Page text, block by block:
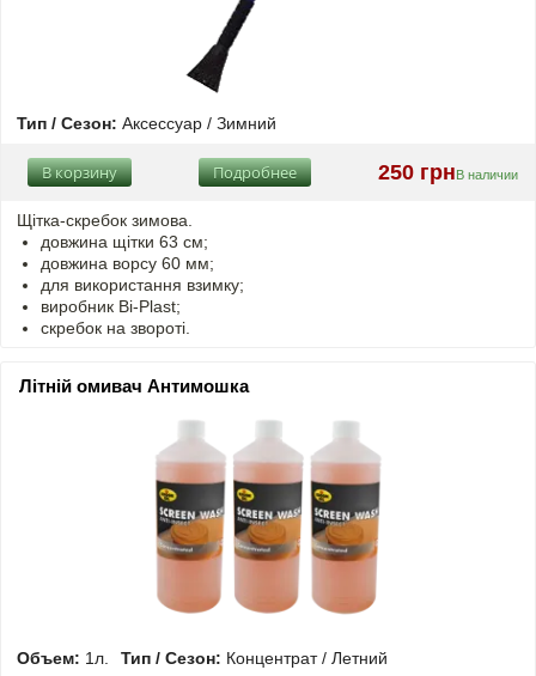
Тип / Сезон: Аксессуар / Зимний
250 грнВ наличии
Подробнее
В корзину
Щітка-скребок зимова.
довжина щітки 63 см;
довжина ворсу 60 мм;
для використання взимку;
виробник Bi-Plast;
скребок на звороті.
Літній омивач Антимошка
Объем: 1л. Тип / Сезон: Концентрат / Летний